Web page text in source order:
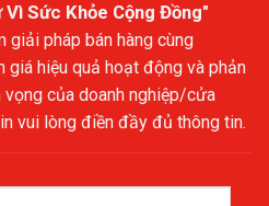
Vì Sức Khỏe Cộng Đồng"
giải pháp bán hàng cùng
giá hiệu quả hoạt động và phản
vọng của doanh nghiệp/cửa
vui lòng điền đầy đủ thông tin.